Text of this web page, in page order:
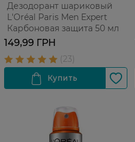
Дезодорант шариковый
L'Oréal Paris Men Expert
Карбоновая защита 50 мл
149,99 ГРН